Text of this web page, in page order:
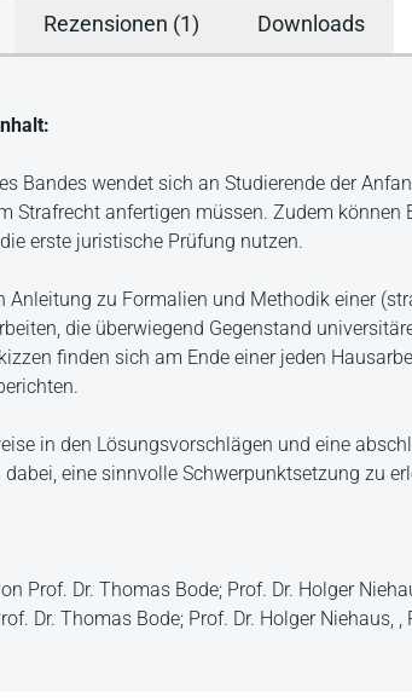
Rezensionen (1) Downloads
Bandes wendet sich an Studierende der
Strafrecht anfertigen müssen. Zudem können
erste juristische Prüfung nutzen.
Anleitung zu Formalien und Methodik einer
die überwiegend Gegenstand
finden sich am Ende einer jeden
in den Lösungsvorschlägen und eine
dabei, eine sinnvolle Schwerpunktsetzung zu
Prof. Dr. Thomas Bode; Prof. Dr. Holger
Dr. Thomas Bode; Prof. Dr. Holger Niehaus,